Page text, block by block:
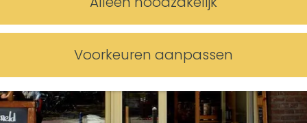
Voorkeuren aanpassen